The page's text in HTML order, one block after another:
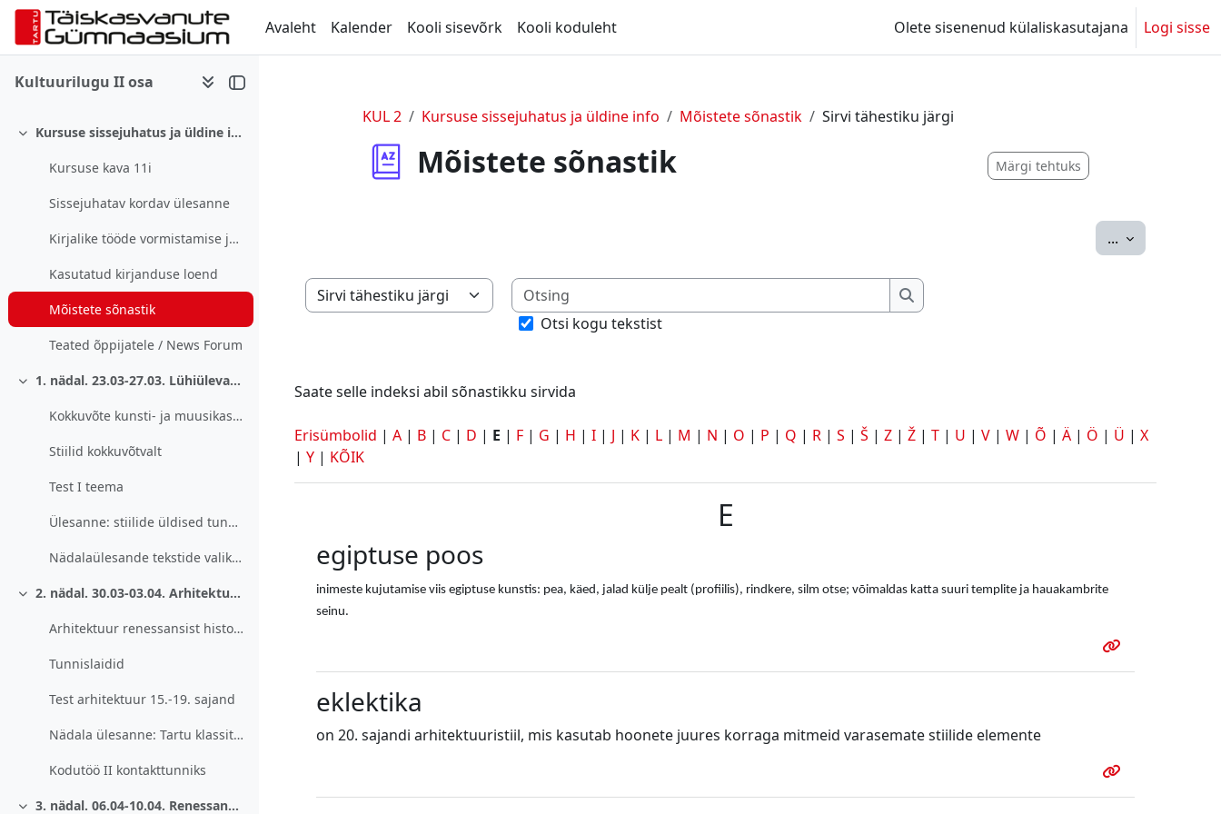
Jäta vahele peasisuni
Avaleht
Kalender Kooli sisevõrk Kooli koduleht Olete sisenenud külaliskasutajana Logi sisse
Kultuurilugu II osa
Ahenda Kursuse sissejuhatus ja üldine info
Kursuse kava 11i
Sissejuhatav kordav ülesanne
Kirjalike tööde vormistamise juhend
Kasutatud kirjanduse loend
Mõistete sõnastik
Teated õppijatele / News Forum
Ahenda 1. nädal. 23.03-27.03. Lühiülevaade stiilidest.
Kokkuvõte kunsti- ja muusikastiilidest 15.-19. sajand
Stiilid kokkuvõtvalt
Test I teema
Ülesanne: stiilide üldised tunnused
Nädalaülesande tekstide valikud
Ahenda 2. nädal. 30.03-03.04. Arhitektuur 15-19. sajand.
Arhitektuur renessansist historitsismini
Tunnislaidid
Test arhitektuur 15.-19. sajand
Nädala ülesanne: Tartu klassitsistlik arhitektuur
Kodutöö II kontakttunniks
3. nädal. 06.04-10.04. Renessanss. Pildi kirjeldamine.
KUL 2 Kursuse sissejuhatus ja üldine info Mõistete sõnastik Sirvi tähestiku järgi
Mõistete sõnastik Märgi tehtuks
... Ekspordi
Saate selle indeksi abil sõnastikku sirvida
Otsing
Otsing
Otsi kogu tekstist
Saate selle indeksi abil sõnastikku sirvida
Erisümbolid | A | B | C | D | E | F | G | H | I | J | K | L | M | N | O | P | Q | R | S | Š | Z | Ž | T | U | V | W | Õ | Ä | Ö | Ü | X
| Y | KÕIK
E
egiptuse poos
inimeste kujutamise viis egiptuse kunstis: pea, käed, jalad külje pealt (profiilis), rindkere, silm otse; võimaldas katta suuri templite ja hauakambrite
seinu.
eklektika
on 20. sajandi arhitektuuristiil, mis kasutab hoonete juures korraga mitmeid varasemate stiilide elemente